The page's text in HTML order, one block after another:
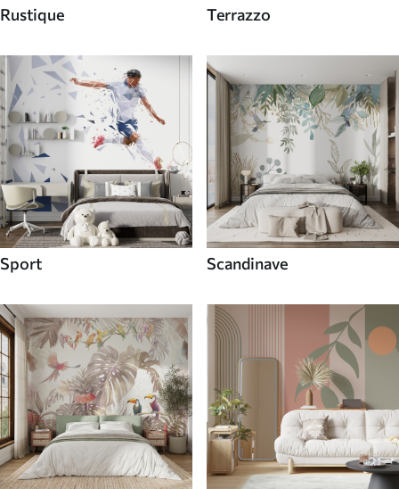
Rustique Terrazzo
Sport Scandinave